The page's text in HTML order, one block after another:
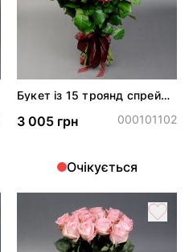
Букет із 15 троянд спрей
3 005 грн 000101102
Очікується